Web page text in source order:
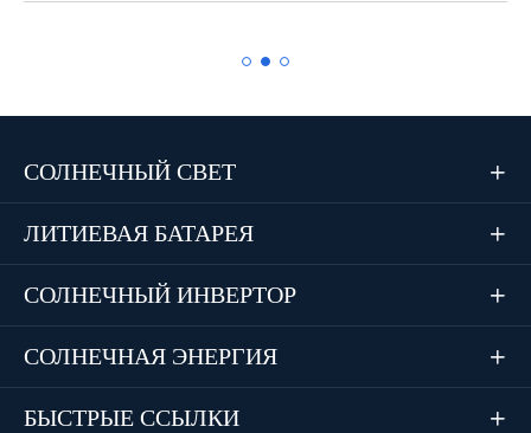
СОЛНЕЧНЫЙ СВЕТ 
ЛИТИЕВАЯ БАТАРЕЯ 
СОЛНЕЧНЫЙ ИНВЕРТОР 
СОЛНЕЧНАЯ ЭНЕРГИЯ 
БЫСТРЫЕ ССЫЛКИ 